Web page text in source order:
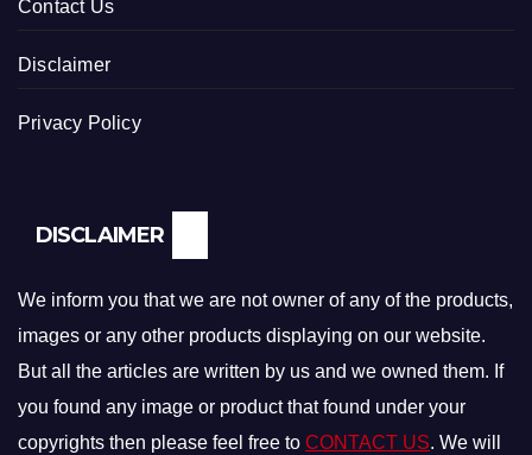
Contact Us
Disclaimer
Privacy Policy
DISCLAIMER
We inform you that we are not owner of any of the products,
images or any other products displaying on our website.
But all the articles are written by us and we owned them. If
you found any image or product that found under your
copyrights then please feel free to CONTACT US. We will